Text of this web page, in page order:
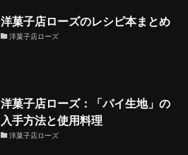
洋菓子店ローズのレシピ本まとめ
洋菓子店ローズ
洋菓子店ローズ：「パイ生地」の
入手方法と使用料理
洋菓子店ローズ